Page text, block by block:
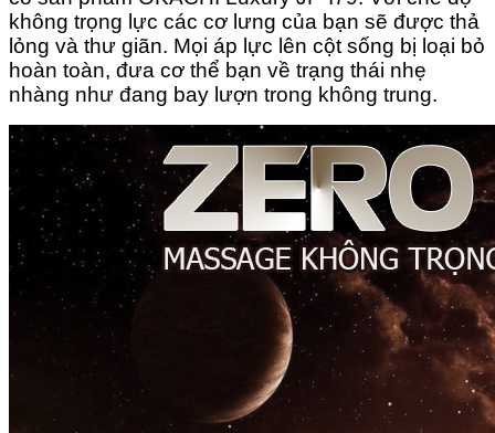
không trọng lực các cơ lưng của bạn sẽ được thả
lỏng và thư giãn. Mọi áp lực lên cột sống bị loại bỏ
hoàn toàn, đưa cơ thể bạn về trạng thái nhẹ
nhàng như đang bay lượn trong không trung.